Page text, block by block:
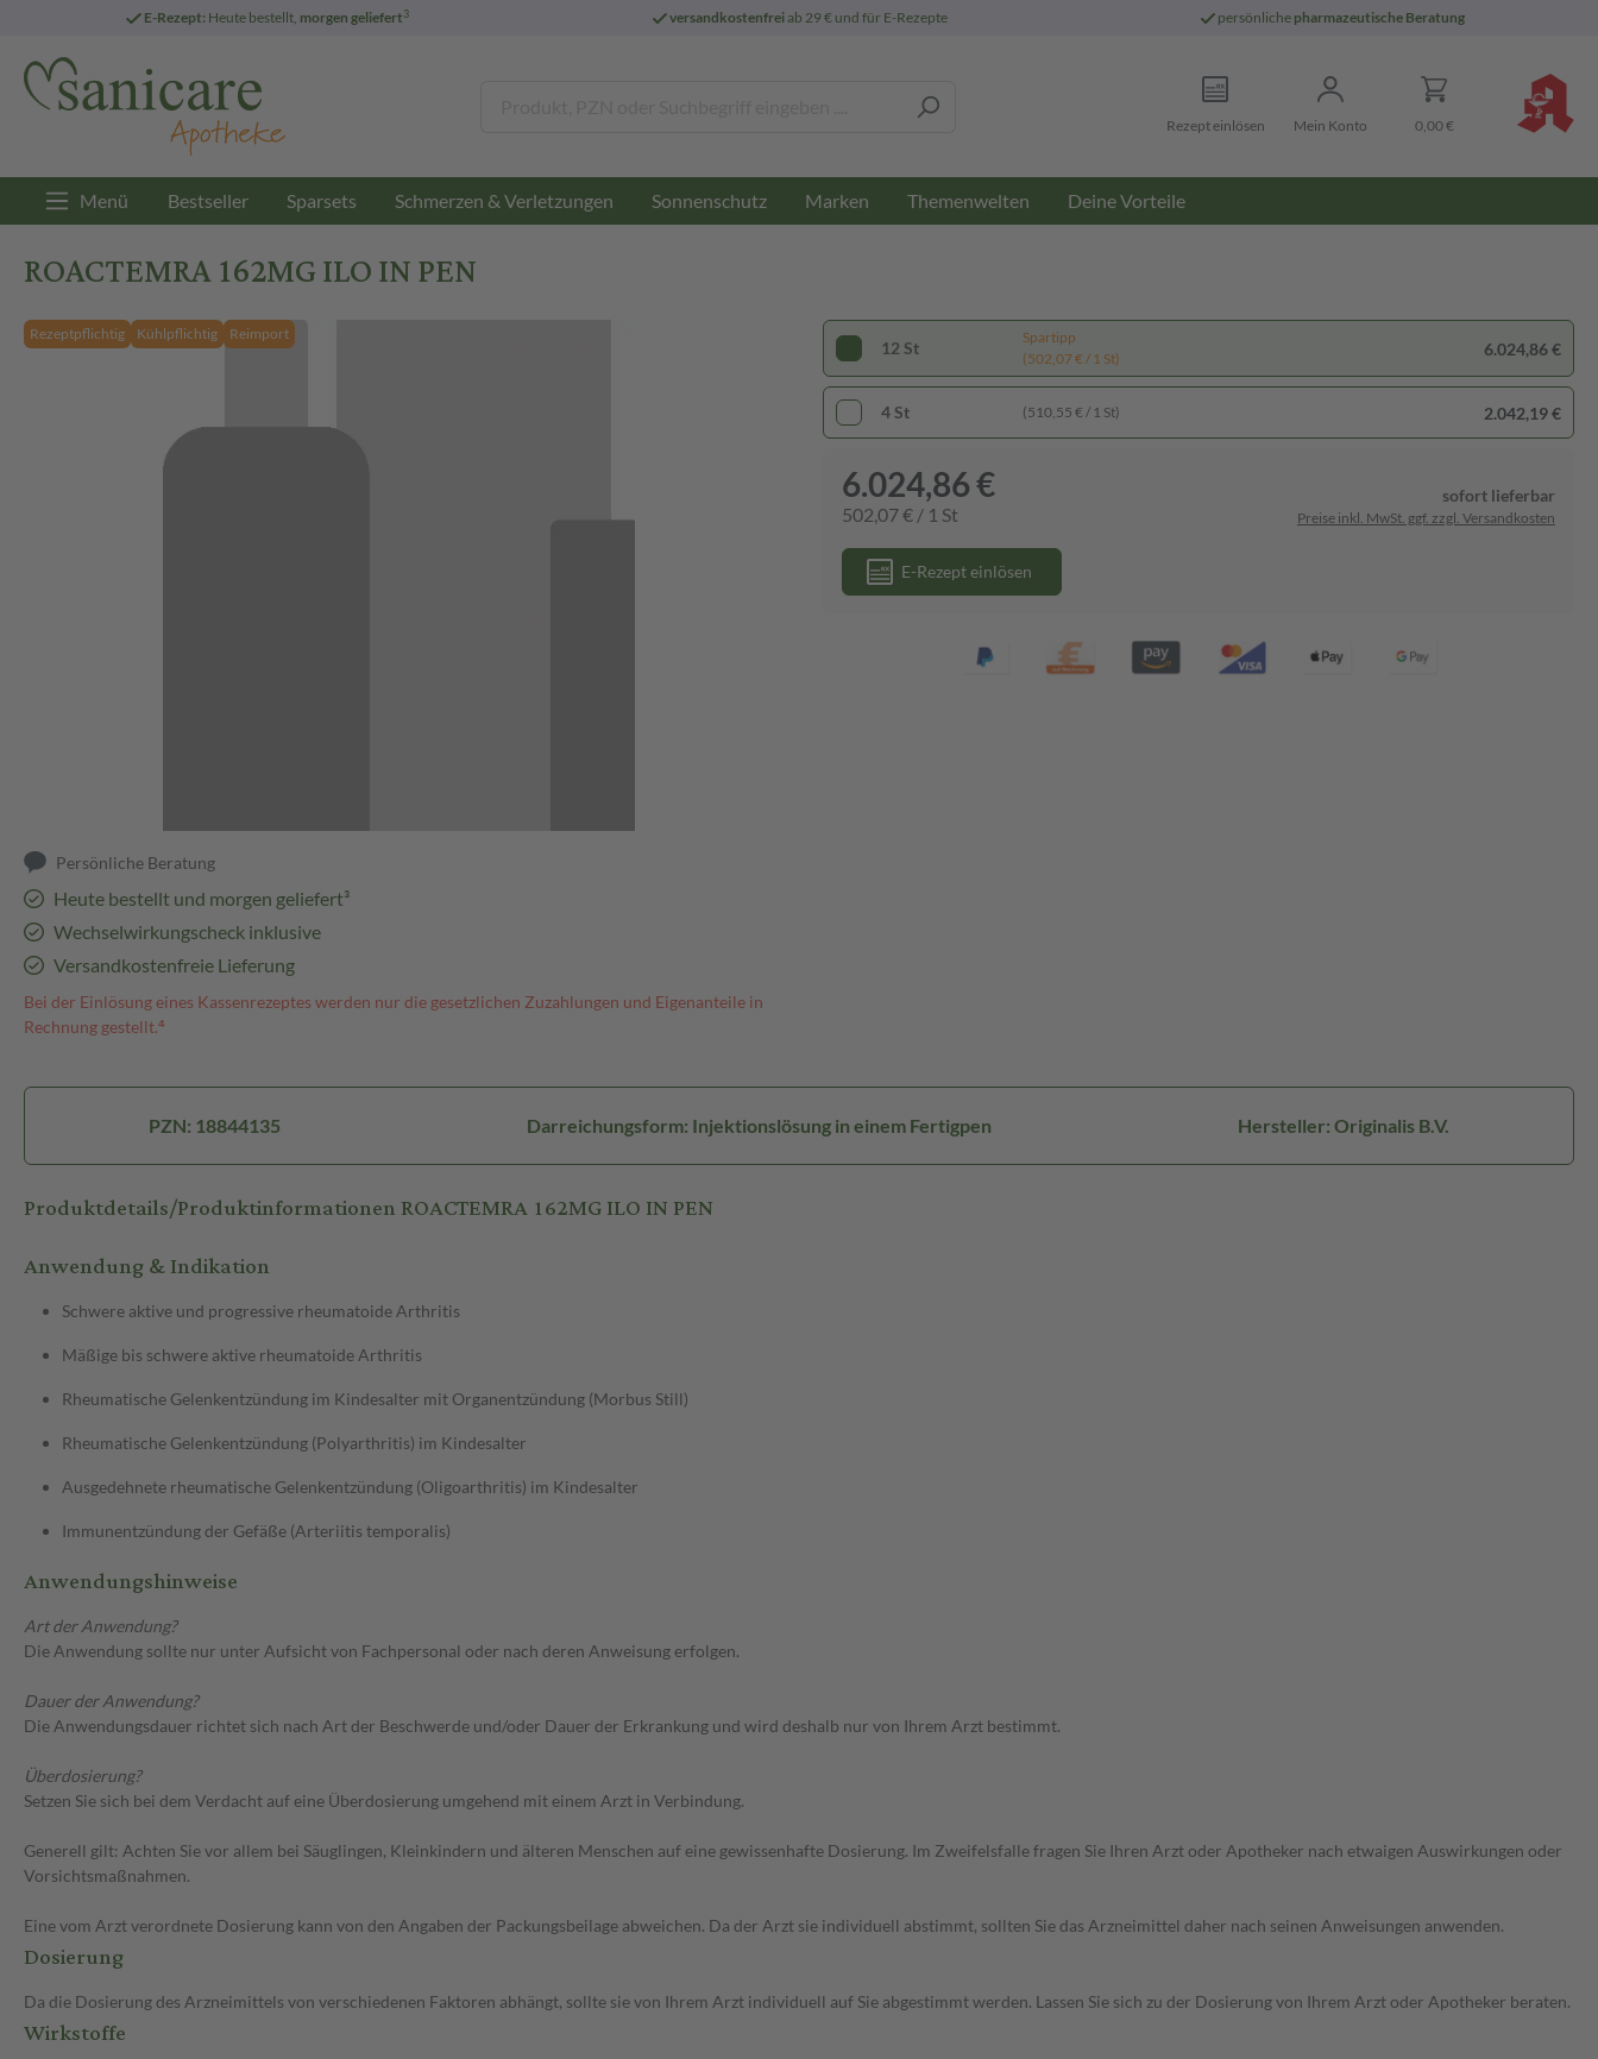
E-Rezept: Heute bestellt, morgen geliefert3 versandkostenfreiab 29 € und für E-Rezepte persönliche pharmazeutische Beratung
Rezept einlösen Mein Konto 0,00 €
Menü Bestseller Sparsets Schmerzen & Verletzungen Sonnenschutz Marken Themenwelten Deine Vorteile
ROACTEMRA 162MG ILO IN PEN
Rezeptpflichtig Kühlpflichtig Reimport
Persönliche Beratung
Heute bestellt und morgen geliefert³
Wechselwirkungscheck inklusive
Versandkostenfreie Lieferung
Bei der Einlösung eines Kassenrezeptes werden nur die gesetzlichen Zuzahlungen und Eigenanteile in
Rechnung gestellt.⁴
12 St
Spartipp
(502,07 € / 1 St)
6.024,86 €
4 St (510,55 € / 1 St) 2.042,19 €
6.024,86 €
502,07 € / 1 St
sofort lieferbar
Preise inkl. MwSt. ggf. zzgl. Versandkosten
E-Rezept einlösen
PZN: 18844135 Darreichungsform: Injektionslösung in einem Fertigpen Hersteller: Originalis B.V.
Produktdetails/Produktinformationen ROACTEMRA 162MG ILO IN PEN
Anwendung & Indikation
Schwere aktive und progressive rheumatoide Arthritis
Mäßige bis schwere aktive rheumatoide Arthritis
Rheumatische Gelenkentzündung im Kindesalter mit Organentzündung (Morbus Still)
Rheumatische Gelenkentzündung (Polyarthritis) im Kindesalter
Ausgedehnete rheumatische Gelenkentzündung (Oligoarthritis) im Kindesalter
Immunentzündung der Gefäße (Arteriitis temporalis)
Anwendungshinweise
Art der Anwendung?
Die Anwendung sollte nur unter Aufsicht von Fachpersonal oder nach deren Anweisung erfolgen.
Dauer der Anwendung?
Die Anwendungsdauer richtet sich nach Art der Beschwerde und/oder Dauer der Erkrankung und wird deshalb nur von Ihrem Arzt bestimmt.
Überdosierung?
Setzen Sie sich bei dem Verdacht auf eine Überdosierung umgehend mit einem Arzt in Verbindung.
Generell gilt: Achten Sie vor allem bei Säuglingen, Kleinkindern und älteren Menschen auf eine gewissenhafte Dosierung. Im Zweifelsfalle fragen Sie Ihren Arzt oder Apotheker nach etwaigen Auswirkungen oder
Vorsichtsmaßnahmen.
Eine vom Arzt verordnete Dosierung kann von den Angaben der Packungsbeilage abweichen. Da der Arzt sie individuell abstimmt, sollten Sie das Arzneimittel daher nach seinen Anweisungen anwenden.
Dosierung
Da die Dosierung des Arzneimittels von verschiedenen Faktoren abhängt, sollte sie von Ihrem Arzt individuell auf Sie abgestimmt werden. Lassen Sie sich zu der Dosierung von Ihrem Arzt oder Apotheker beraten.
Wirkstoffe